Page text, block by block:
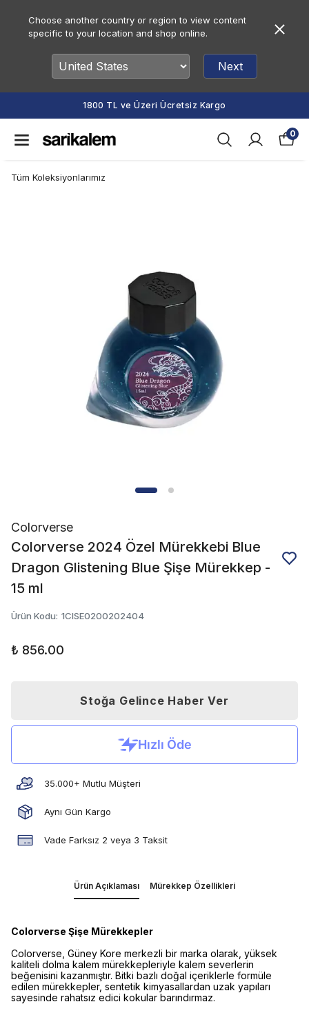
Choose another country or region to view content
specific to your location and shop online.
Next
1800 TL ve Üzeri Ücretsiz Kargo
0
Tüm Koleksiyonlarımız
Colorverse
Colorverse 2024 Özel Mürekkebi Blue
Dragon Glistening Blue Şişe Mürekkep -
15 ml
Ürün Kodu: 1CISE0200202404
₺ 856.00
Stoğa Gelince Haber Ver
35.000+ Mutlu Müşteri
Aynı Gün Kargo
Vade Farksız 2 veya 3 Taksit
Ürün Açıklaması Mürekkep Özellikleri
Colorverse Şişe Mürekkepler
Colorverse, Güney Kore merkezli bir marka olarak, yüksek
kaliteli dolma kalem mürekkepleriyle kalem severlerin
beğenisini kazanmıştır. Bitki bazlı doğal içeriklerle formüle
edilen mürekkepler, sentetik kimyasallardan uzak yapıları
sayesinde rahatsız edici kokular barındırmaz.